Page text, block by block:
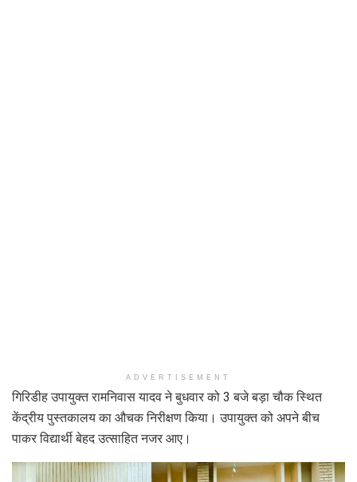
ADVERTISEMENT
गिरिडीह उपायुक्त रामनिवास यादव ने बुधवार को 3 बजे बड़ा चौक स्थित
केंद्रीय पुस्तकालय का औचक निरीक्षण किया। उपायुक्त को अपने बीच
पाकर विद्यार्थी बेहद उत्साहित नजर आए।